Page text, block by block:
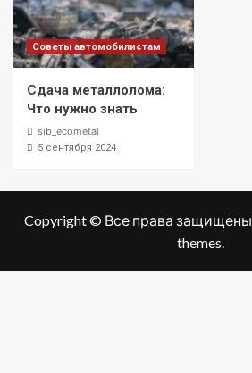
Советы автомобилистам
Сдача металлолома:
Что нужно знать
sib_ecometal
5 сентября 2024
Copyright © Все права защищены.
themes.